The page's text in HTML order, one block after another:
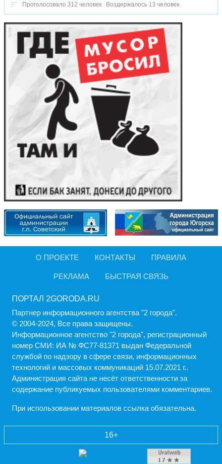
Проголосовало 312 человек Воздержалось 13 человек
О ПРОЕКТЕ КОНТАКТЫ ПРАВИЛА
РЕКЛАМА БЫСТРАЯ СВЯЗЬ
ПОРТАЛ 2GORODA.RU
Партнер информационного агентства "2 города".
© 2004-2024, Все права защищены.
Информационное агентство "2 города", регистрационный
номер СМИ: ИА № ФС77-81371 выдан Федеральной
службой по надзору в сфере связи, информационных
технологий и массовых коммуникаций 15.07.2021 г..
Администрация cайта не несёт ответственности за
содержание публикуемых пользователями комментариев.
При использовании материалов ссылка обязательна.
16+